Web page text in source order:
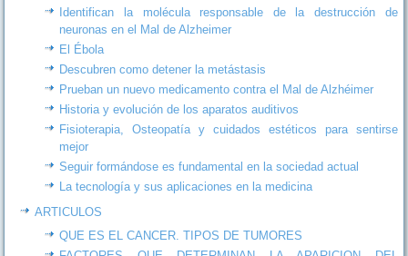
Identifican la molécula responsable de la destrucción de
neuronas en el Mal de Alzheimer
El Ébola
Descubren como detener la metástasis
Prueban un nuevo medicamento contra el Mal de Alzhéimer
Historia y evolución de los aparatos auditivos
Fisioterapia, Osteopatía y cuidados estéticos para sentirse
mejor
Seguir formándose es fundamental en la sociedad actual
La tecnología y sus aplicaciones en la medicina
ARTICULOS
QUE ES EL CANCER. TIPOS DE TUMORES